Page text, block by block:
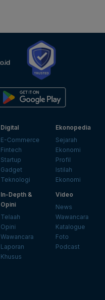
Digital
E-Commerce
Fintech
Startup
Gadget
Teknologi
Ekonopedia
Sejarah
Ekonomi
Profil
Istilah
Ekonomi
In-Depth &
Opini
Telaah
Opini
Wawancara
Laporan
Khusus
Video
News
Wawancara
Katalogue
Foto
Podcast